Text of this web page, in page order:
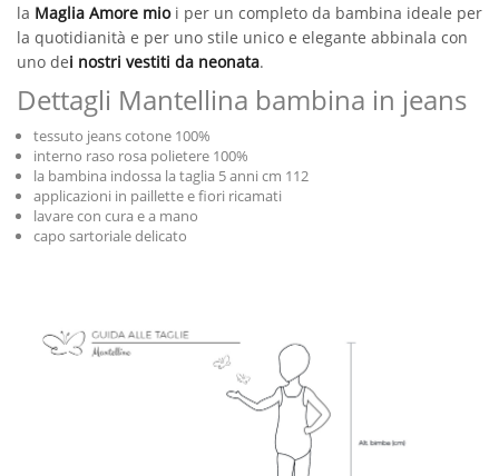
la Maglia Amore mio i per un completo da bambina ideale per
la quotidianità e per uno stile unico e elegante abbinala con
uno dei nostri vestiti da neonata.
Dettagli Mantellina bambina in jeans
tessuto jeans cotone 100%
interno raso rosa polietere 100%
la bambina indossa la taglia 5 anni cm 112
applicazioni in paillette e fiori ricamati
lavare con cura e a mano
capo sartoriale delicato